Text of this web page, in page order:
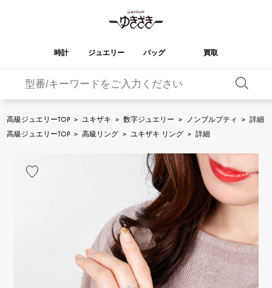
時計 ジュエリー バッグ 買取
OMEGA BREITLING
Breguet
ブレゲ
IWC
IWC
FRANCK MULLER
フランク・ミュラー
RICHARD MILLE
リシャール・ミル
VACHERON
CONSTANTIN
ヴァシュロン・コンスタ
PANERAI
パネライ
YUKIZAKI
ジュエリー
ジュエリー
DOUBLE TOP
ダブルトップ
NOMBRE
ノンブル
ALPHA
アルファ
ALPHA putite
アルファプティ
eclat
エクラ
RICH CROSS
リッチクロス
TwinPinky
ツインピンキー
バーキン オータクロア
ケリー ピコタンロック
エブリン
チャーム
その他
エルメスバッグ
高級ジュエリーTOP > ユキザキ > 数字ジュエリー > ノンブルプティ > 詳細
高級ジュエリーTOP > 高級リング > ユキザキ リング > 詳細